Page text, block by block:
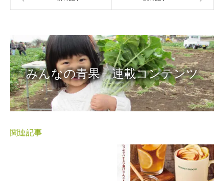
みんなの青果 連載コンテンツ
関連記事